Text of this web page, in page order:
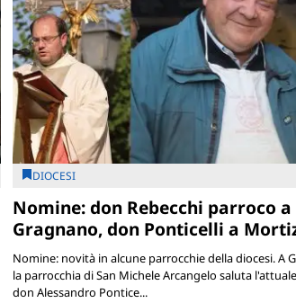
DIOCESI
Nomine: don Rebecchi parroco a
Gragnano, don Ponticelli a
Nomine: novità in alcune parrocchie della diocesi. A
la parrocchia di San Michele Arcangelo saluta
don Alessandro Pontice...